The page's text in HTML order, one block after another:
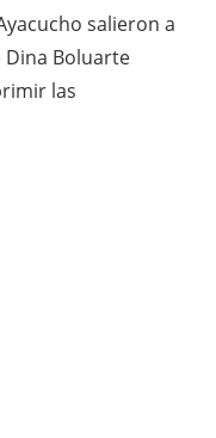
salieron a
Dina Boluarte
las